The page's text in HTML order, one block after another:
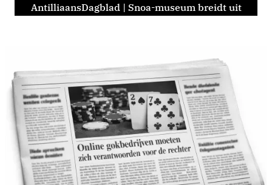
AntilliaansDagblad | Snoa-museum breidt uit